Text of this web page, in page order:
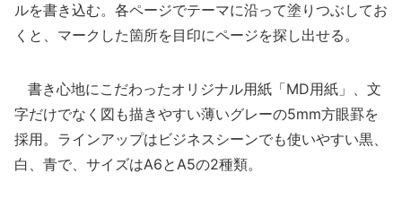
ルを書き込む。各ページでテーマに沿って塗りつぶしてお
くと、マークした箇所を目印にページを探し出せる。
書き心地にこだわったオリジナル用紙「MD用紙」、文
字だけでなく図も描きやすい薄いグレーの5mm方眼罫を
採用。ラインアップはビジネスシーンでも使いやすい黒、
白、青で、サイズはA6とA5の2種類。